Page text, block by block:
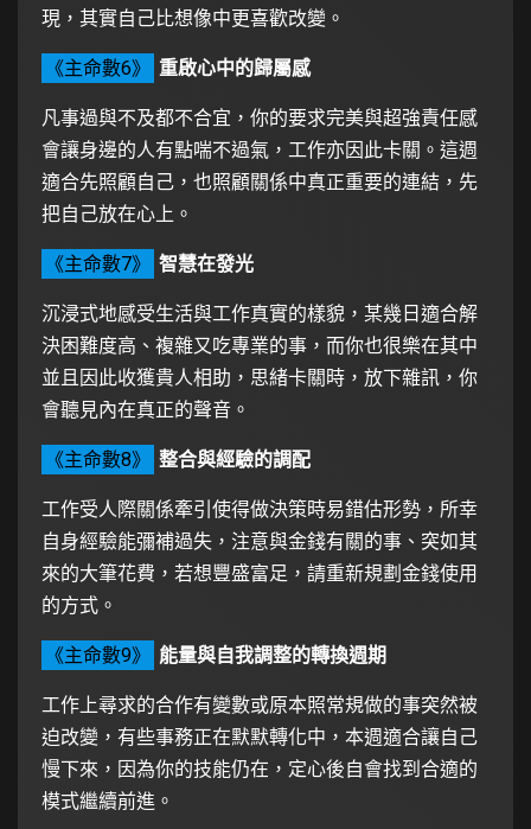
現，其實自己比想像中更喜歡改變。
《主命數6》 重啟心中的歸屬感
凡事過與不及都不合宜，你的要求完美與超強責任感
會讓身邊的人有點喘不過氣，工作亦因此卡關。這週
適合先照顧自己，也照顧關係中真正重要的連結，先
把自己放在心上。
《主命數7》 智慧在發光
沉浸式地感受生活與工作真實的樣貌，某幾日適合解
決困難度高、複雜又吃專業的事，而你也很樂在其中
並且因此收獲貴人相助，思緒卡關時，放下雜訊，你
會聽見內在真正的聲音。
《主命數8》 整合與經驗的調配
工作受人際關係牽引使得做決策時易錯估形勢，所幸
自身經驗能彌補過失，注意與金錢有關的事、突如其
來的大筆花費，若想豐盛富足，請重新規劃金錢使用
的方式。
《主命數9》 能量與自我調整的轉換週期
工作上尋求的合作有變數或原本照常規做的事突然被
迫改變，有些事務正在默默轉化中，本週適合讓自己
慢下來，因為你的技能仍在，定心後自會找到合適的
模式繼續前進。